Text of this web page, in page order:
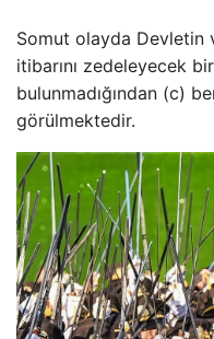
Somut olayda Devletin
itibarını zedeleyecek
bulunmadığından (c)
görülmektedir.